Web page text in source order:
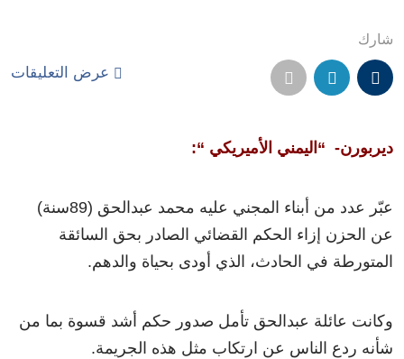
شارك
عرض التعليقات
ديربورن- “اليمني الأميريكي “:
عبّر عدد من أبناء المجني عليه محمد عبدالحق (89سنة)
عن الحزن إزاء الحكم القضائي الصادر بحق السائقة
المتورطة في الحادث، الذي أودى بحياة والدهم.
وكانت عائلة عبدالحق تأمل صدور حكم أشد قسوة بما من
شأنه ردع الناس عن ارتكاب مثل هذه الجريمة.